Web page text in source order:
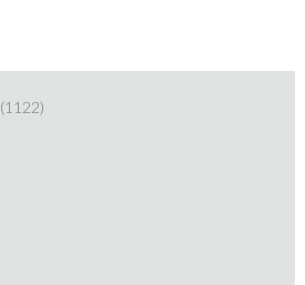
(1122)